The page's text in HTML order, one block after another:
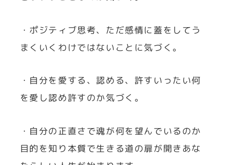
・ポジティブ思考、ただ感情に蓋をしてう
まくいくわけではないことに気づく。
・自分を愛する、認める、許すいったい何
を愛し認め許すのか気づく。
・自分の正直さで魂が何を望んでいるのか
目的を知り本質で生きる道の扉が開きあな